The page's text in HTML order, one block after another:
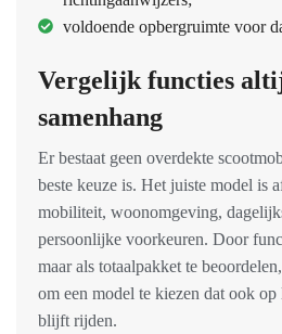
voldoende opbergruimte voor
Vergelijk functies
samenhang
Er bestaat geen overdekte
beste keuze is. Het juiste model is
mobiliteit, woonomgeving,
persoonlijke voorkeuren. Door
maar als totaalpakket te
om een model te kiezen dat ook
blijft rijden.